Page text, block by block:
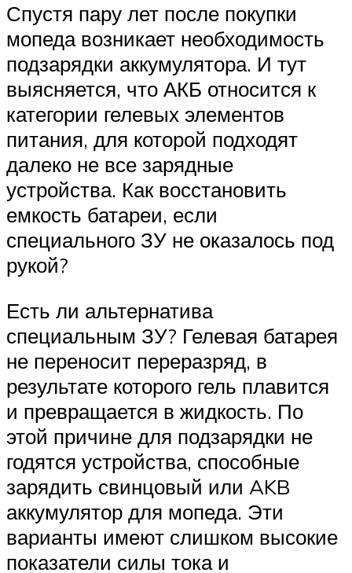
Спустя пару лет после покупки
мопеда возникает необходимость
подзарядки аккумулятора. И тут
выясняется, что АКБ относится к
категории гелевых элементов
питания, для которой подходят
далеко не все зарядные
устройства. Как восстановить
емкость батареи, если
специального ЗУ не оказалось под
рукой?
Есть ли альтернатива
специальным ЗУ? Гелевая батарея
не переносит переразряд, в
результате которого гель плавится
и превращается в жидкость. По
этой причине для подзарядки не
годятся устройства, способные
зарядить свинцовый или AKB
аккумулятор для мопеда. Эти
варианты имеют слишком высокие
показатели силы тока и